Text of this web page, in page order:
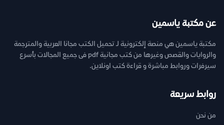
عن مكتبة ياسمين
مكتبة ياسمين هي منصة إلكترونية لـ تحميل الكتب مجانا العربية والمترجمة
والروايات والقصص وغيرها من كتب مجانية pdf فى جميع المجالات بأسرع
سيرفرات وروابط مباشرة و قراءة كتب اونلاين.
روابط سريعة
من نحن